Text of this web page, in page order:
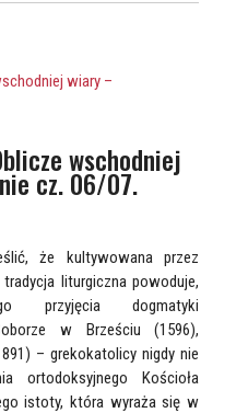
wschodniej
cz. 06/07.
że kultywowana przez
liturgiczna powoduje,
przyjęcia dogmatyki
w Brześciu (1596),
– grekokatolicy nigdy nie
ortodoksyjnego Kościoła
istoty, która wyraża się w